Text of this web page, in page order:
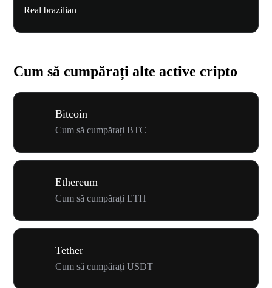
Real brazilian
Cum să cumpărați alte active cripto
Bitcoin
Cum să cumpărați BTC
Ethereum
Cum să cumpărați ETH
Tether
Cum să cumpărați USDT